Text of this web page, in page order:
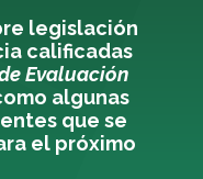
legislación
calificadas
Evaluación
algunas
que se
el próximo